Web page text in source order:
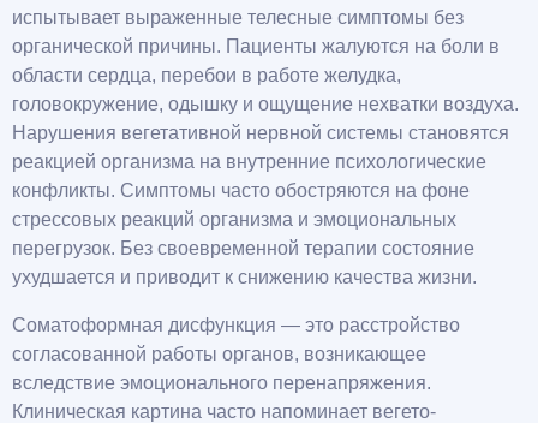
испытывает выраженные телесные симптомы без
органической причины. Пациенты жалуются на боли в
области сердца, перебои в работе желудка,
головокружение, одышку и ощущение нехватки воздуха.
Нарушения вегетативной нервной системы становятся
реакцией организма на внутренние психологические
конфликты. Симптомы часто обостряются на фоне
стрессовых реакций организма и эмоциональных
перегрузок. Без своевременной терапии состояние
ухудшается и приводит к снижению качества жизни.
Соматоформная дисфункция — это расстройство
согласованной работы органов, возникающее
вследствие эмоционального перенапряжения.
Клиническая картина часто напоминает вегето-